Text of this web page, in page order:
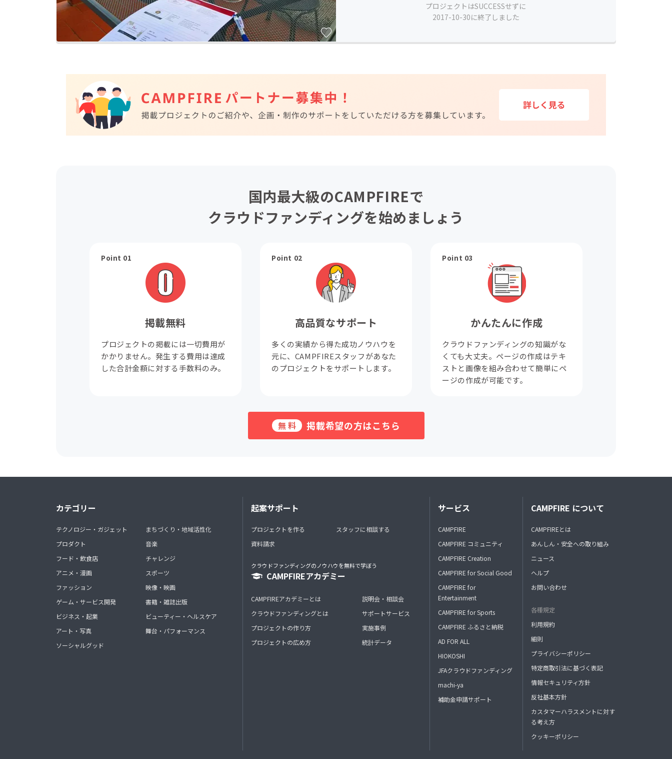
プロジェクトはSUCCESSせずに
2017-10-30に終了しました
国内最大級のCAMPFIREで
クラウドファンディングを始めましょう
Point 01
掲載無料
プロジェクトの掲載には一切費用が
かかりません。発生する費用は達成
した合計金額に対する手数料のみ。
Point 02
高品質なサポート
多くの実績から得た成功ノウハウを
元に、CAMPFIREスタッフがあなた
のプロジェクトをサポートします。
Point 03
かんたんに作成
クラウドファンディングの知識がな
くても大丈夫。ページの作成はテキ
ストと画像を組み合わせて簡単にペ
ージの作成が可能です。
無料 掲載希望の方はこちら
カテゴリー
テクノロジー・ガジェット
プロダクト
フード・飲食店
アニメ・漫画
ファッション
ゲーム・サービス開発
ビジネス・起業
アート・写真
ソーシャルグッド
まちづくり・地域活性化
音楽
チャレンジ
スポーツ
映像・映画
書籍・雑誌出版
ビューティー・ヘルスケア
舞台・パフォーマンス
起案サポート
プロジェクトを作る
資料請求
スタッフに相談する
クラウドファンディングのノウハウを無料で学ぼう
CAMPFIREアカデミー
CAMPFIREアカデミーとは
クラウドファンディングとは
プロジェクトの作り方
プロジェクトの広め方
説明会・相談会
サポートサービス
実施事例
統計データ
サービス
CAMPFIRE
CAMPFIRE コミュニティ
CAMPFIRE Creation
CAMPFIRE for Social Good
CAMPFIRE for
Entertainment
CAMPFIRE for Sports
CAMPFIRE ふるさと納税
AD FOR ALL
HIOKOSHI
JFAクラウドファンディング
machi-ya
補助金申請サポート
CAMPFIRE について
CAMPFIREとは
あんしん・安全への取り組み
ニュース
ヘルプ
お問い合わせ
各種規定
利用規約
細則
プライバシーポリシー
特定商取引法に基づく表記
情報セキュリティ方針
反社基本方針
カスタマーハラスメントに対す
る考え方
クッキーポリシー